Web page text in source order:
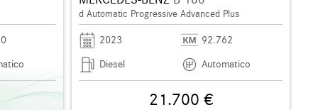
d Automatic Progressive Advanced Plus
2023
92.762
Diesel
Automatico
21.700 €